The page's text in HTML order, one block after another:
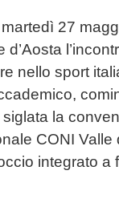
27
d’Aosta
nello sport
la
CONI Valle
integrato a